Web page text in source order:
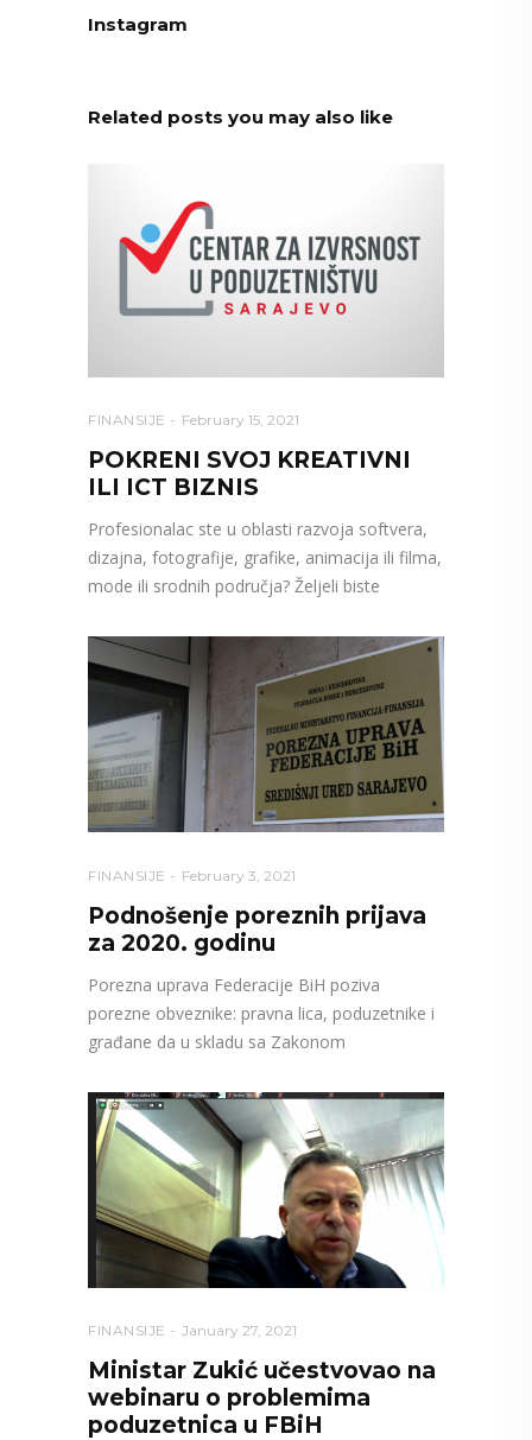
Instagram
Related posts you may also like
FINANSIJE February 15, 2021
POKRENI SVOJ KREATIVNI
ILI ICT BIZNIS
Profesionalac ste u oblasti razvoja softvera,
dizajna, fotografije, grafike, animacija ili filma,
mode ili srodnih područja? Željeli biste
FINANSIJE February 3, 2021
Podnošenje poreznih prijava
za 2020. godinu
Porezna uprava Federacije BiH poziva
porezne obveznike: pravna lica, poduzetnike i
građane da u skladu sa Zakonom
FINANSIJE January 27, 2021
Ministar Zukić učestvovao na
webinaru o problemima
poduzetnica u FBiH